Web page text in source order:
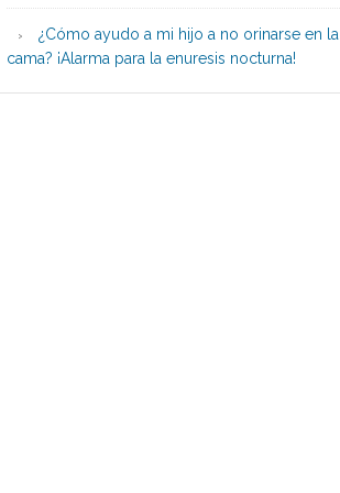
¿Cómo ayudo a mi hijo a no orinarse en la
cama? ¡Alarma para la enuresis nocturna!